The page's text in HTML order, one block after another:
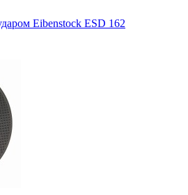
Eibenstock ESD 162